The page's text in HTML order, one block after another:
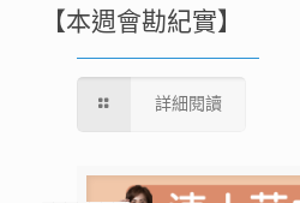
【本週會勘紀實】
詳細閱讀